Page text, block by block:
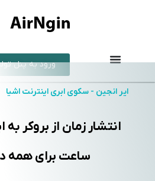
ورود به پنل
ایر انجین - سکوی ابری اینترنت اشیا
انتشار زمان از بروکر به
ساعت برای همه